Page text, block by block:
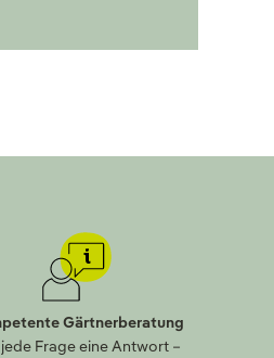
Gärtnerberatung
Frage eine Antwort –